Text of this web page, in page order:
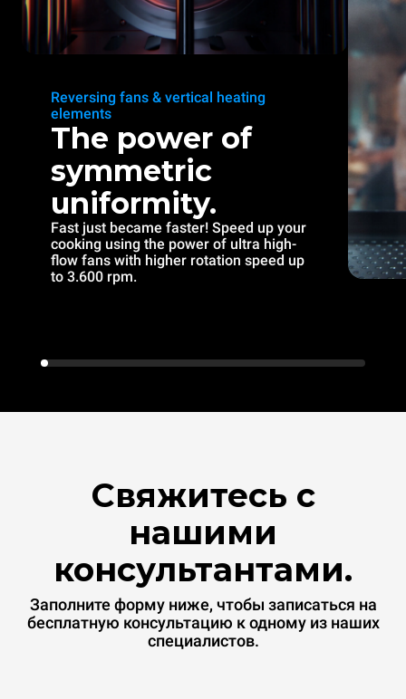
Reversing fans & vertical heating
elements
The power of
symmetric
uniformity.
Fast just became faster! Speed up your
cooking using the power of ultra high-
flow fans with higher rotation speed up
to 3.600 rpm.
Свяжитесь с
нашими
консультантами.
Заполните форму ниже, чтобы записаться на
бесплатную консультацию к одному из наших
специалистов.